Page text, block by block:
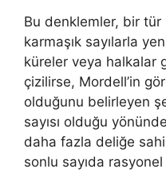
Bu denklemler, bir tür
karmaşık sayılarla
küreler veya halkalar
çizilirse, Mordell’in
olduğunu belirleyen
sayısı olduğu
daha fazla deliğe
sonlu sayıda